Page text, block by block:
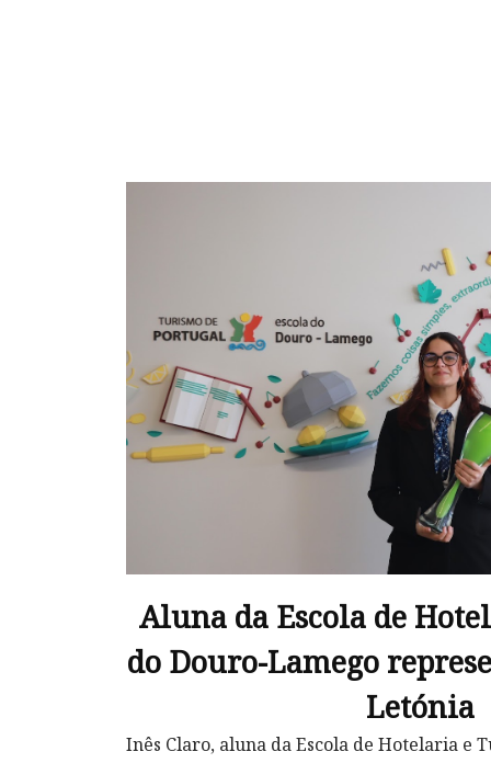
Aluna da Escola de
do Douro-Lamego
Letónia
Inês Claro, aluna da Escola de Hotelaria e